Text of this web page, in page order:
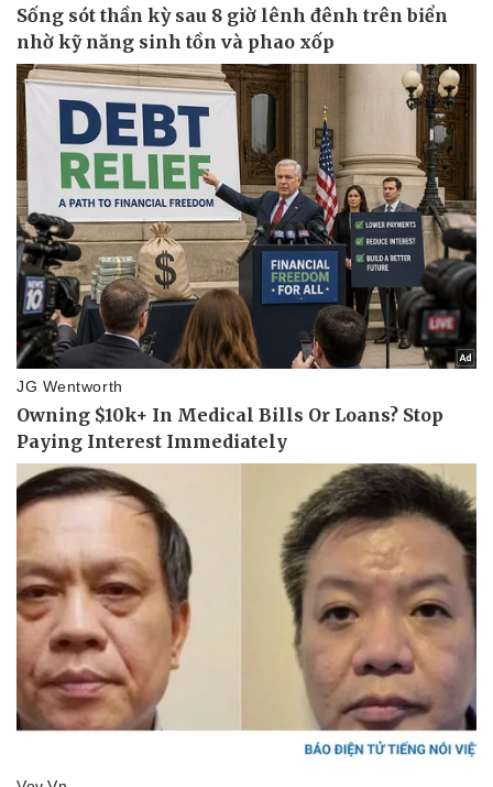
Kinh tế
Bất động sản
Khởi nghiệp
Thị trường
Giá vàng
Tiêu dùng
Tỷ giá
Chứng khoán
Giá cà phê